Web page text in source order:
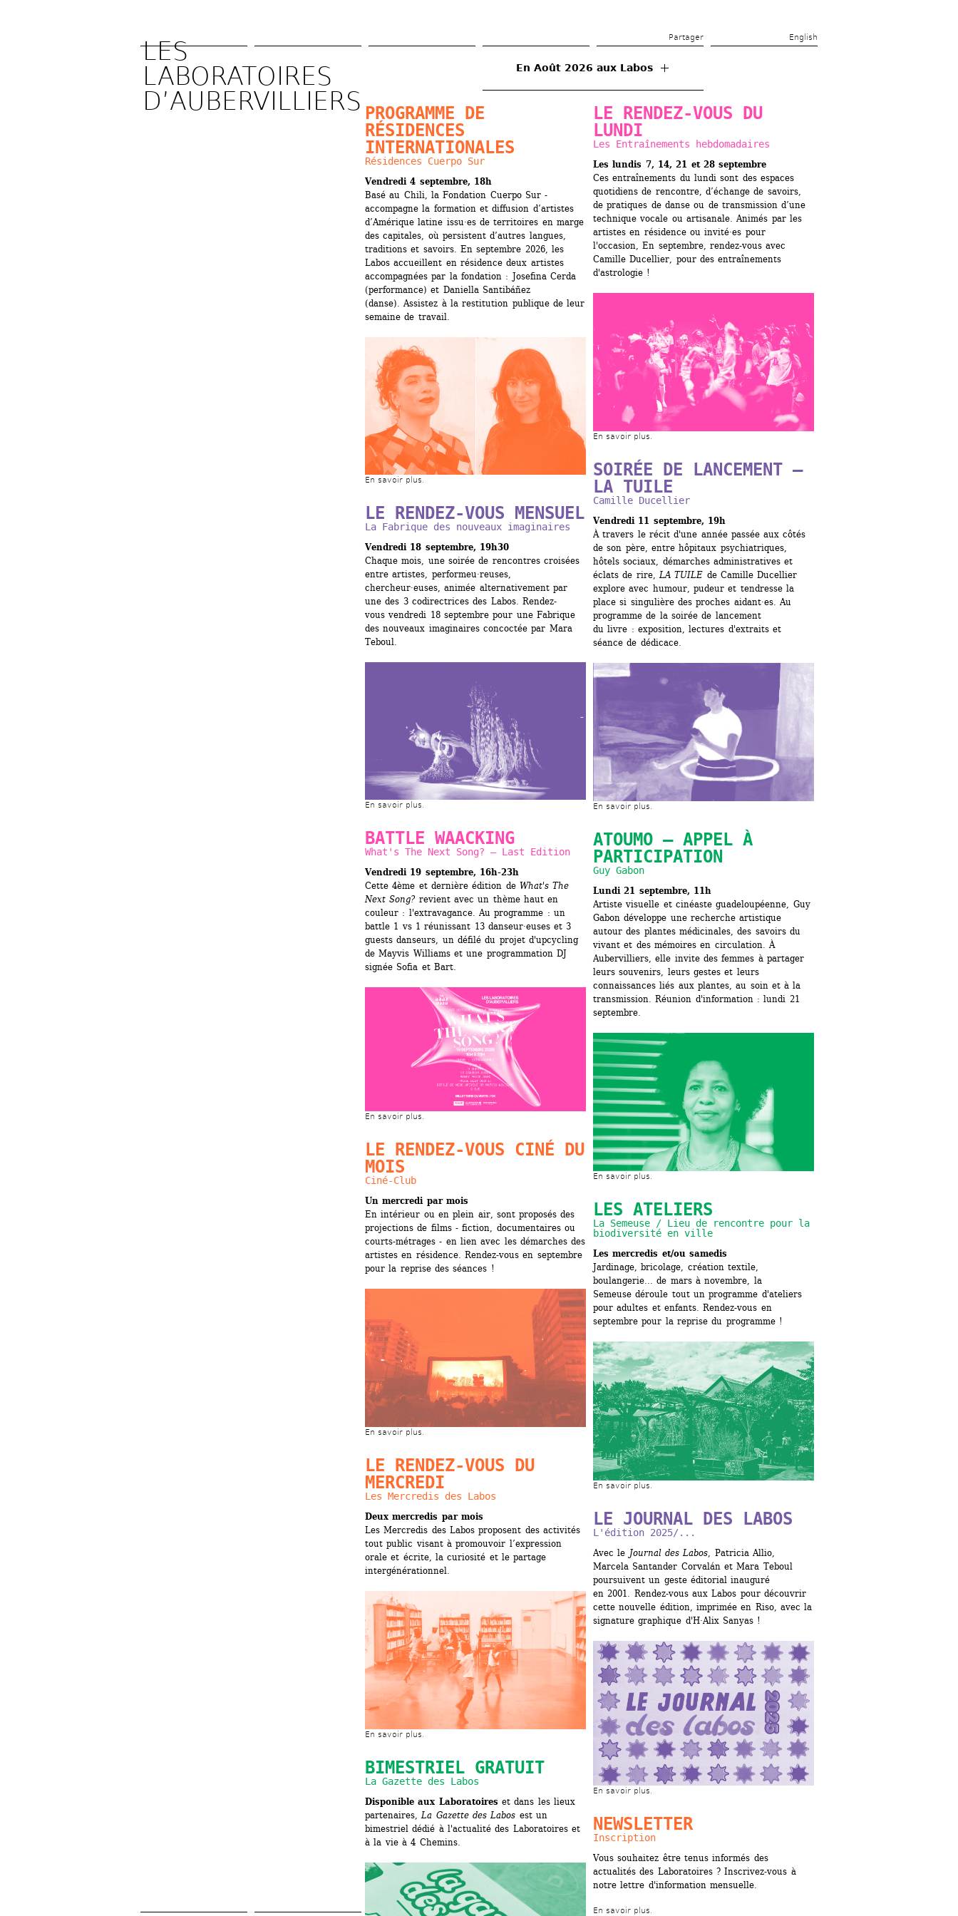
contenu
Partager English
LES
LABORATOIRES
D’AUBERVILLIERS
Août 2026
PROGRAMME DE
RÉSIDENCES
INTERNATIONALES
Résidences Cuerpo Sur
Vendredi 4 septembre, 18h
Basé au Chili, la Fondation Cuerpo Sur ­
accompagne la formation et diffusion ­d’artistes
d’Amérique latine issu·es de territoires en marge
des capitales, où ­persistent d’autres langues,
traditions et savoirs. En septembre 2026, les
Labos accueillent en résidence deux artistes
accompagnées par la fondation : Josefina Cerda
(performance) et Daniella Santibáñez
(danse). Assistez à la restitution publique de leur
semaine de travail.
En savoir plus.
LE RENDEZ-VOUS DU
LUNDI
Les Entraînements hebdomadaires
Les lundis 7, 14, 21 et 28 septembre
Ces entraînements du lundi sont des espaces
quotidiens de rencontre, ​d’échange de savoirs,
de pratiques de danse ou de transmission d’une
technique vocale ou artisanale. Animés par les
artistes en résidence ou invité·es pour
l'occasion, En septembre, rendez-vous avec
Camille Ducellier, pour des entraînements
d'astrologie !
En savoir plus.
SOIRÉE DE LANCEMENT –
LA TUILE
Camille Ducellier
Vendredi 11 septembre, 19h
À travers le récit d'une année passée aux côtés
de son père, entre hôpitaux psychiatriques,
hôtels sociaux, démarches administratives et
éclats de rire, LA TUILE de Camille Ducellier
explore avec humour, pudeur et tendresse la
place si singulière des proches aidant·es. Au
programme de la soirée de lancement
du livre : exposition, lectures d'extraits et
séance de dédicace.
En savoir plus.
LE RENDEZ-VOUS MENSUEL
La Fabrique des nouveaux imaginaires
Vendredi 18 septembre, 19h30
Chaque mois, une soirée de rencontres croisées
entre artistes, performeu·reuses,
chercheur·euses, animée alternativement par
une des 3 codirectrices des Labos. Rendez-
vous vendredi 18 septembre pour une Fabrique
des nouveaux imaginaires concoctée par Mara
Teboul.
En savoir plus.
BATTLE WAACKING
What's The Next Song? — Last Edition
Vendredi 19 septembre, 16h-23h
Cette 4ème et dernière édition de What's The
Next Song? revient avec un thème haut en
couleur : l'extravagance. Au programme : un
battle 1 vs 1 réunissant 13 danseur·euses et 3
guests danseurs, un défilé du projet d'upcycling
de Mayvis Williams et une programmation DJ
signée Sofia et Bart.
En savoir plus.
ATOUMO — APPEL À
PARTICIPATION
Guy Gabon
Lundi 21 septembre, 11h
Artiste visuelle et cinéaste guadeloupéenne, Guy
Gabon développe une recherche artistique
autour des plantes médicinales, des savoirs du
vivant et des mémoires en circulation. À
Aubervilliers, elle invite des femmes à partager
leurs souvenirs, leurs gestes et leurs
connaissances liés aux plantes, au soin et à la
transmission. Réunion d'information : lundi 21
septembre.
En savoir plus.
LE RENDEZ-VOUS CINÉ DU
MOIS
Ciné-Club
Un mercredi par mois
En intérieur ou en plein air, sont proposés des
projections de films - fiction, documentaires ou
courts-métrages - en lien avec les démarches des
artistes en résidence. Rendez-vous en septembre
pour la reprise des séances !
En savoir plus.
LES ATELIERS
La Semeuse / Lieu de rencontre pour la
biodiversité en ville
Les mercredis et/ou samedis
Jardinage, bricolage, création textile,
boulangerie... de mars à novembre, la
Semeuse déroule tout un programme d'ateliers
pour adultes et enfants. Rendez-vous en
septembre pour la reprise du programme !
En savoir plus.
LE RENDEZ-VOUS DU
MERCREDI
Les Mercredis des Labos
Deux mercredis par mois
Les Mercredis des Labos proposent des activités
tout public visant à promouvoir l’expression
orale et écrite, la curiosité et le partage
intergénérationnel.
En savoir plus.
LE JOURNAL DES LABOS
L'édition 2025/...
Avec le Journal des Labos, Patricia Allio,
Marcela Santander Corvalán et Mara Teboul
poursuivent un geste éditorial inauguré
en 2001. Rendez-vous aux Labos pour découvrir
cette nouvelle édition, imprimée en Riso, avec la
signature graphique d'H·Alix Sanyas !
En savoir plus.
BIMESTRIEL GRATUIT
La Gazette des Labos
Disponible aux Laboratoires et dans les lieux
partenaires, La Gazette des Labos est un
bimestriel dédié à l'actualité des Laboratoires et
à la vie à 4 Chemins.
NEWSLETTER
Inscription
Vous souhaitez être tenus informés des
actualités des Laboratoires ? Inscrivez-vous à
notre lettre d'information mensuelle.
En savoir plus.